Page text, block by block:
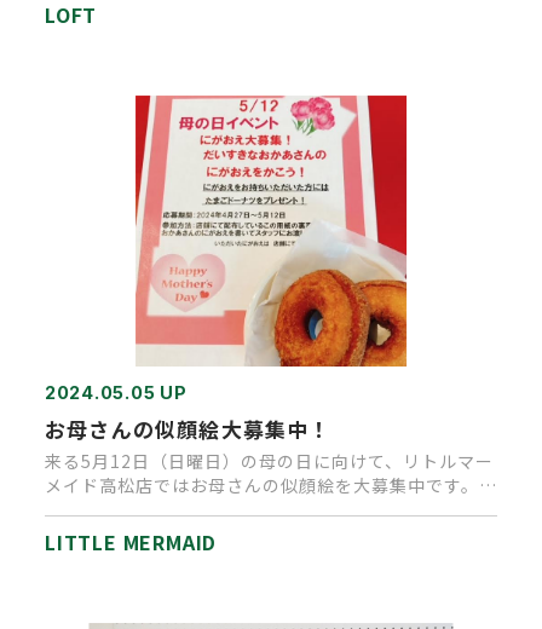
LOFT
2024.05.05 UP
お母さんの似顔絵大募集中！
来る5月12日（日曜日）の母の日に向けて、リトルマー
メイド高松店ではお母さんの似顔絵を大募集中です。
店内に設置した専用…
LITTLE MERMAID